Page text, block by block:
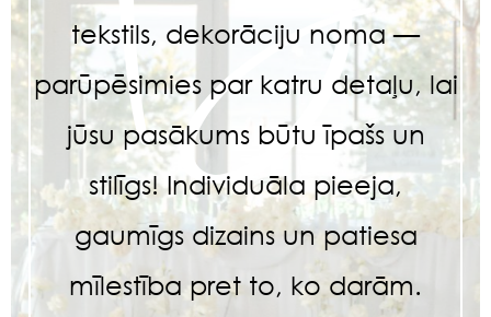
tekstils, dekorāciju noma —
parūpēsimies par katru detaļu, lai
jūsu pasākums būtu īpašs un
stilīgs! Individuāla pieeja,
gaumīgs dizains un patiesa
mīlestība pret to, ko darām.